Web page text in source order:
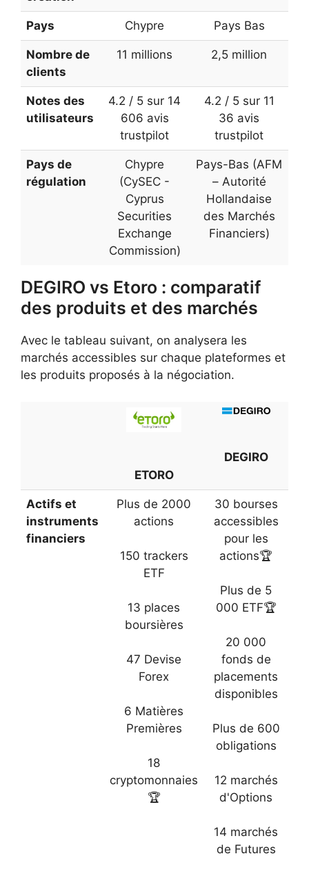
Pays Chypre Pays Bas
Nombre de
clients
11 millions 2,5 million
Notes des
utilisateurs
4.2 / 5 sur 14
606 avis
trustpilot
4.2 / 5 sur 11
36 avis
trustpilot
Pays de
régulation
Chypre
(CySEC -
Cyprus
Securities
Exchange
Commission)
Pays-Bas (AFM
– Autorité
Hollandaise
des Marchés
Financiers)
DEGIRO vs Etoro : comparatif
des produits et des marchés
Avec le tableau suivant, on analysera les
marchés accessibles sur chaque plateformes et
les produits proposés à la négociation.
ETORO
DEGIRO
Actifs et
instruments
financiers
Plus de 2000
actions
150 trackers
ETF
13 places
boursières
47 Devise
Forex
6 Matières
Premières
18
cryptomonnaies
🏆
30 bourses
accessibles
pour les
actions🏆
Plus de 5
000 ETF🏆
20 000
fonds de
placements
disponibles
Plus de 600
obligations
12 marchés
d'Options
14 marchés
de Futures